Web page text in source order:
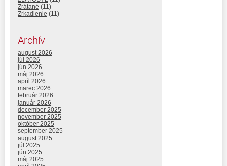
Zrátané (11)
Zrkadlenie (11)
Archív
august 2026
júl 2026
jún 2026
máj 2026
apríl 2026
marec 2026
február 2026
január 2026
december 2025
november 2025
október 2025
september 2025
august 2025
júl 2025
jún 2025
máj 2025